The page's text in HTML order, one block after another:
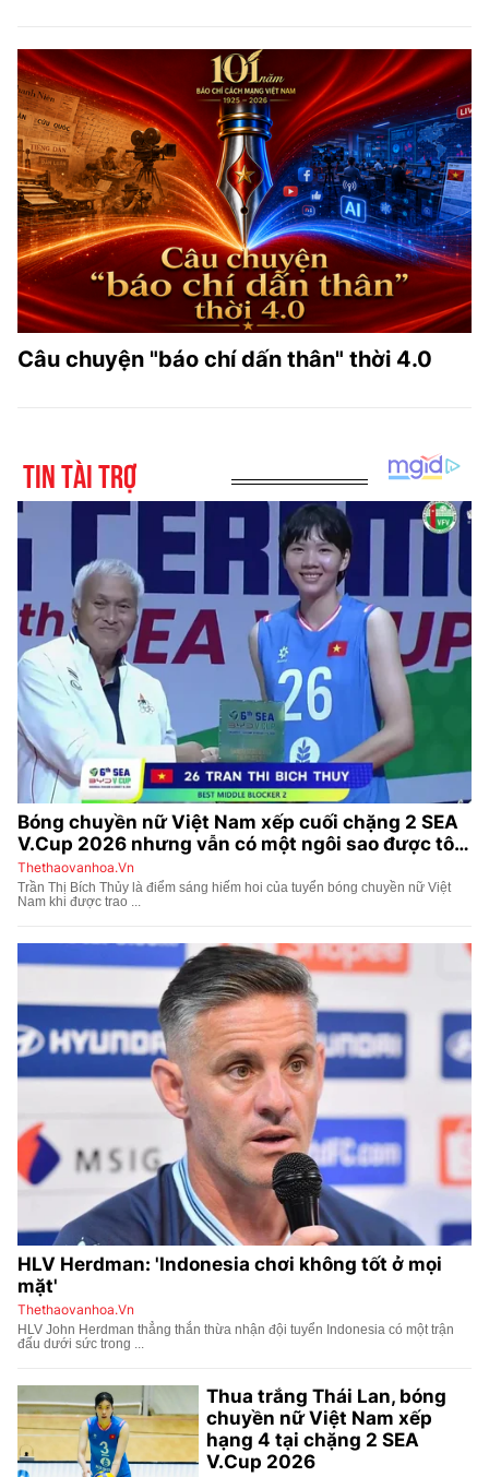
Câu chuyện "báo chí dấn thân" thời 4.0